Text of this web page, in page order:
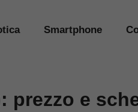
Smartphone
prezzo e